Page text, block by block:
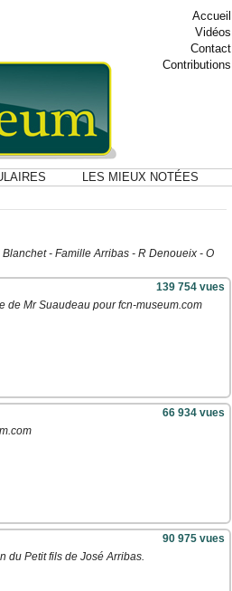
Accueil
Vidéos
Contact
Contributions
LES MIEUX NOTÉES
- Famille Arribas - R Denoueix - O
139 754 vues
de Mr Suaudeau pour fcn-museum.com
66 934 vues
90 975 vues
du Petit fils de José Arribas.